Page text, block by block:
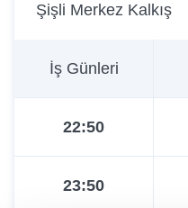
Şişli Merkez Kalkış
İş Günleri
22:50
23:50